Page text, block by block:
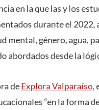
en la que las y los
durante el
mental, género, agua,
abordados desde la
deExplora Valparaíso,
“en la forma